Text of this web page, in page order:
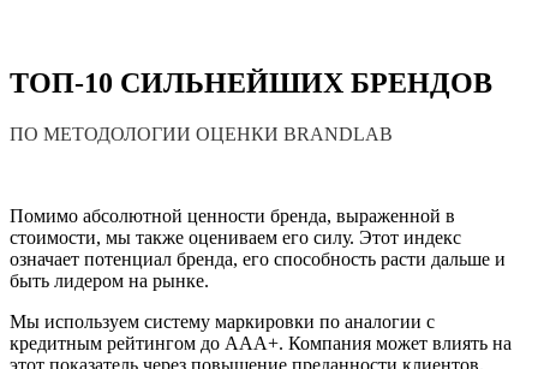
ТОП-10 СИЛЬНЕЙШИХ БРЕНДОВ
ПО МЕТОДОЛОГИИ ОЦЕНКИ BRANDLAB
Помимо абсолютной ценности бренда, выраженной в
стоимости, мы также оцениваем его силу. Этот индекс
означает потенциал бренда, его способность расти дальше и
быть лидером на рынке.
Мы используем систему маркировки по аналогии с
кредитным рейтингом до AAA+. Компания может влиять на
этот показатель через повышение преданности клиентов,